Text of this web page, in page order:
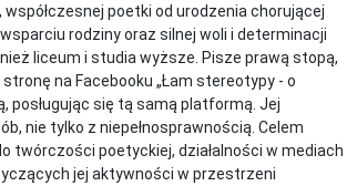
poetki od urodzenia chorującej
rodziny oraz silnej woli i determinacji
liceum i studia wyższe. Pisze prawą stopą,
na Facebooku „Łam stereotypy - o
posługując się tą samą platformą. Jej
nie tylko z niepełnosprawnością. Celem
twórczości poetyckiej, działalności w mediach
jej aktywności w przestrzeni